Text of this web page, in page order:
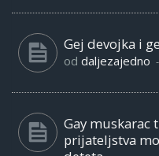
Gej devojka i
od daljezajedno -
Gay muskarac
prijateljstva